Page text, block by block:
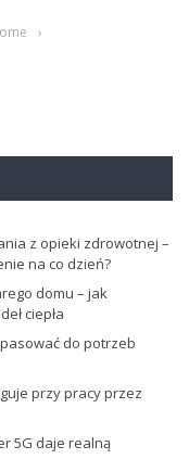
›
z opieki zdrowotnej –
na co dzień?
domu – jak
ciepła
do potrzeb
przy pracy przez
5G daje realną